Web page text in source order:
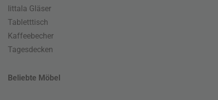
Iittala Gläser
Tabletttisch
Kaffeebecher
Tagesdecken
Beliebte Möbel